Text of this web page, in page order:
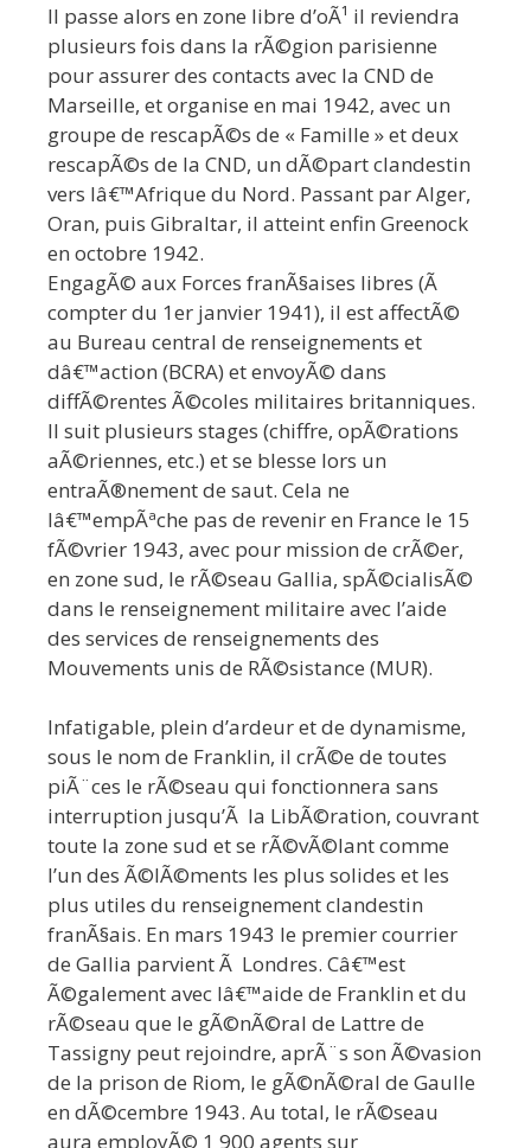
Il passe alors en zone libre d’oÃ¹ il reviendra
plusieurs fois dans la rÃ©gion parisienne
pour assurer des contacts avec la CND de
Marseille, et organise en mai 1942, avec un
groupe de rescapÃ©s de « Famille » et deux
rescapÃ©s de la CND, un dÃ©part clandestin
vers lâ€™Afrique du Nord. Passant par Alger,
Oran, puis Gibraltar, il atteint enfin Greenock
en octobre 1942.
EngagÃ© aux Forces franÃ§aises libres (Ã
compter du 1er janvier 1941), il est affectÃ©
au Bureau central de renseignements et
dâ€™action (BCRA) et envoyÃ© dans
diffÃ©rentes Ã©coles militaires britanniques.
Il suit plusieurs stages (chiffre, opÃ©rations
aÃ©riennes, etc.) et se blesse lors un
entraÃ®nement de saut. Cela ne
lâ€™empÃªche pas de revenir en France le 15
fÃ©vrier 1943, avec pour mission de crÃ©er,
en zone sud, le rÃ©seau Gallia, spÃ©cialisÃ©
dans le renseignement militaire avec l’aide
des services de renseignements des
Mouvements unis de RÃ©sistance (MUR).
Infatigable, plein d’ardeur et de dynamisme,
sous le nom de Franklin, il crÃ©e de toutes
piÃ¨ces le rÃ©seau qui fonctionnera sans
interruption jusqu’Ã la LibÃ©ration, couvrant
toute la zone sud et se rÃ©vÃ©lant comme
l’un des Ã©lÃ©ments les plus solides et les
plus utiles du renseignement clandestin
franÃ§ais. En mars 1943 le premier courrier
de Gallia parvient Ã Londres. Câ€™est
Ã©galement avec lâ€™aide de Franklin et du
rÃ©seau que le gÃ©nÃ©ral de Lattre de
Tassigny peut rejoindre, aprÃ¨s son Ã©vasion
de la prison de Riom, le gÃ©nÃ©ral de Gaulle
en dÃ©cembre 1943. Au total, le rÃ©seau
aura employÃ© 1 900 agents sur